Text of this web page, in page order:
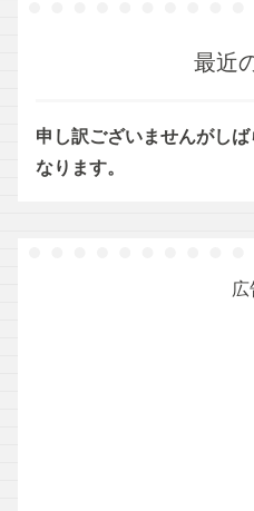
最近
申し訳ございませんがし
なります。
広